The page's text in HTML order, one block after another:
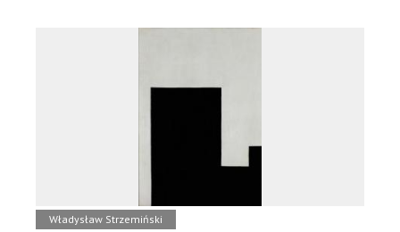
Władysław Strzemiński